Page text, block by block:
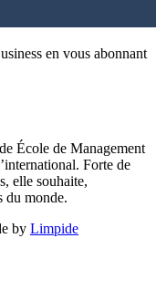
en vous abonnant
École de Management
Forte de
elle souhaite,
du monde.
by Limpide